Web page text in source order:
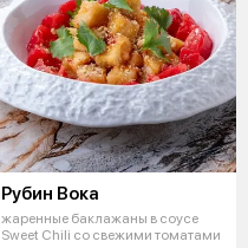
Рубин Вока
жаренные баклажаны в соусе
Sweet Chili со свежими томатами